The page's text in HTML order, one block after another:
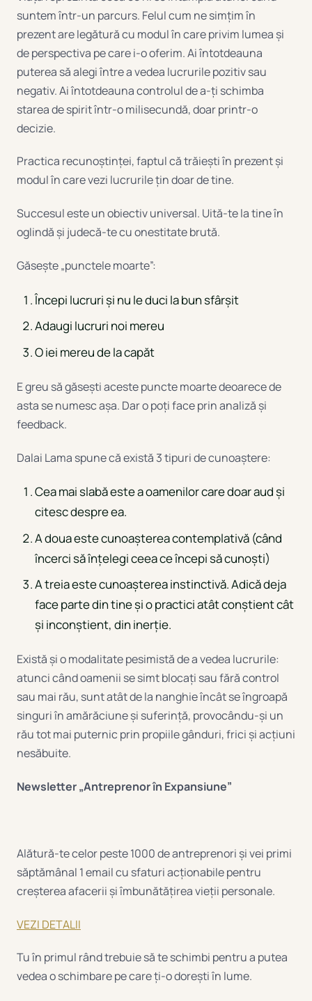
suntem într-un parcurs. Felul cum ne simțim în
prezent are legătură cu modul în care privim lumea și
de perspectiva pe care i-o oferim. Ai întotdeauna
puterea să alegi între a vedea lucrurile pozitiv sau
negativ. Ai întotdeauna controlul de a-ți schimba
starea de spirit într-o milisecundă, doar printr-o
decizie.
Practica recunoștinței, faptul că trăiești în prezent și
modul în care vezi lucrurile țin doar de tine.
Succesul este un obiectiv universal. Uită-te la tine în
oglindă și judecă-te cu onestitate brută.
Găsește „punctele moarte”:
Începi lucruri și nu le duci la bun sfârșit
Adaugi lucruri noi mereu
O iei mereu de la capăt
E greu să găsești aceste puncte moarte deoarece de
asta se numesc așa. Dar o poți face prin analiză și
feedback.
Dalai Lama spune că există 3 tipuri de cunoaștere:
Cea mai slabă este a oamenilor care doar aud și
citesc despre ea.
A doua este cunoașterea contemplativă (când
încerci să înțelegi ceea ce începi să cunoști)
A treia este cunoașterea instinctivă. Adică deja
face parte din tine și o practici atât conștient cât
și inconștient, din inerție.
Există și o modalitate pesimistă de a vedea lucrurile:
atunci când oamenii se simt blocați sau fără control
sau mai rău, sunt atât de la nanghie încât se îngroapă
singuri în amărăciune și suferință, provocându-și un
rău tot mai puternic prin propiile gânduri, frici și acțiuni
nesăbuite.
Newsletter „Antreprenor în Expansiune”
Alătură-te celor peste 1000 de antreprenori și vei primi
săptămânal 1 email cu sfaturi acționabile pentru
creșterea afacerii și îmbunătățirea vieții personale.
VEZI DETALII
Tu în primul rând trebuie să te schimbi pentru a putea
vedea o schimbare pe care ți-o dorești în lume.